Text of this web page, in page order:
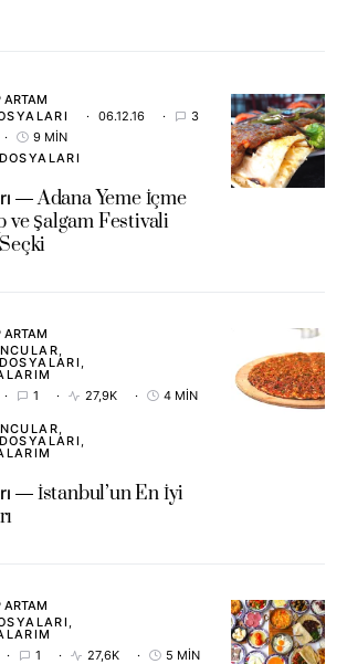
ARTAM
06.12.16
3
9 MIN
Adana Yeme İçme
ve Şalgam Festivali
ARTAM
1 27,9K 4 MIN
İstanbul’un En İyi
ARTAM
1 27,6K 5 MIN